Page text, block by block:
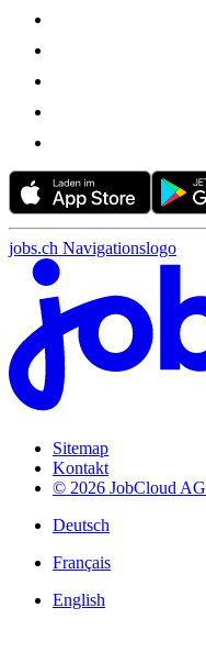
jobs.ch Navigationslogo
Sitemap
Kontakt
© 2026 JobCloud AG
Deutsch
Français
English